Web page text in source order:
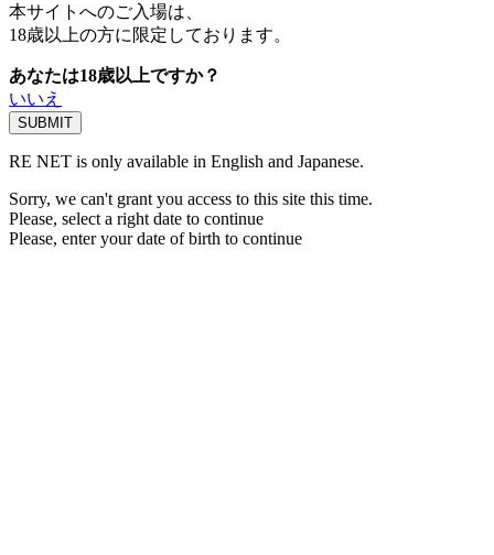
本サイトへのご入場は、
18歳以上の方に限定しております。
あなたは18歳以上ですか？
いいえ
RE NET is only available in English and Japanese.
Sorry, we can't grant you access to this site this time.
Please, select a right date to continue
Please, enter your date of birth to continue